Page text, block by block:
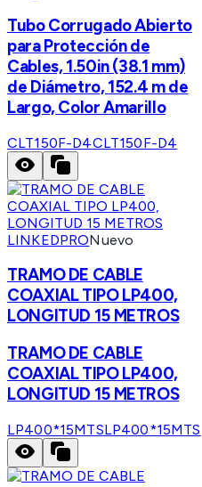
Tubo Corrugado Abierto
para Protección de
Cables, 1.50in (38.1 mm)
de Diámetro, 152.4 m de
Largo, Color Amarillo
CLT150F-D4CLT150F-D4
LINKEDPRONuevo
TRAMO DE CABLE
COAXIAL TIPO LP400,
LONGITUD 15 METROS
TRAMO DE CABLE
COAXIAL TIPO LP400,
LONGITUD 15 METROS
LP400*15MTSLP400*15MTS